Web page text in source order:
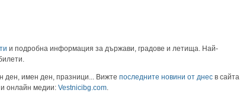
и подробна информация за държави, градове и летища. Най-
ден, имен ден, празници... Вижте последните новини от днес в сайта
и онлайн медии: Vestnicibg.com.